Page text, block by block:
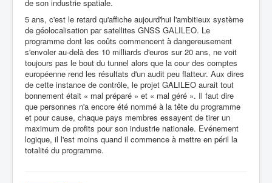
de son industrie spatiale.
5 ans, c'est le retard qu'affiche aujourd'hui l'ambitieux système
de géolocalisation par satellites GNSS GALILEO. Le
programme dont les coûts commencent à dangereusement
s'envoler au-delà des 10 milliards d'euros sur 20 ans, ne voit
toujours pas le bout du tunnel alors que la cour des comptes
européenne rend les résultats d'un audit peu flatteur. Aux dires
de cette instance de contrôle, le projet GALILEO aurait tout
bonnement était « mal préparé » et « mal géré ». Il faut dire
que personnes n'a encore été nommé à la tête du programme
et pour cause, chaque pays membres essayent de tirer un
maximum de profits pour son industrie nationale. Evénement
logique, il l'est moins quand il commence à mettre en péril la
totalité du programme.